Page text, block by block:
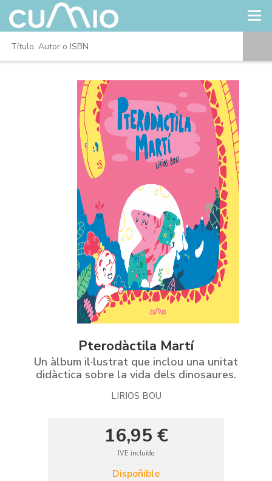
Pterodàctila Martí
Un àlbum il·lustrat que inclou una unitat
didàctica sobre la vida dels dinosaures.
LIRIOS BOU
16,95 €
IVE incluído
Dispoñible